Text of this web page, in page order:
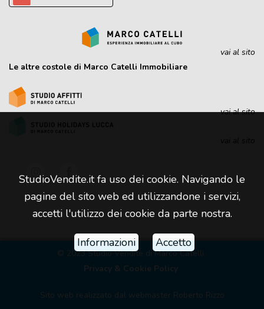
vai al sito
Le altre costole di Marco Catelli Immobiliare
vai al sito
© 2023 Studio Vendite di Marco Catelli
Privacy & Cookie Policy
Sito web realizzato dal webmaster Roberto Rizzo
StudioVendite.it fa uso dei cookie. Navigando le
pagine del sito web ed utilizzandone i servizi,
accetti l'utilizzo dei cookie da parte nostra.
Informazioni Accetto